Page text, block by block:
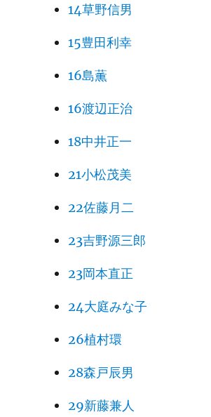
14草野信男
15豊田利幸
16島薫
16渡辺正治
18中井正一
21小松茂美
22佐藤月二
23吉野源三郎
23岡本直正
24大庭みな子
26植村環
28森戸辰男
29新藤兼人